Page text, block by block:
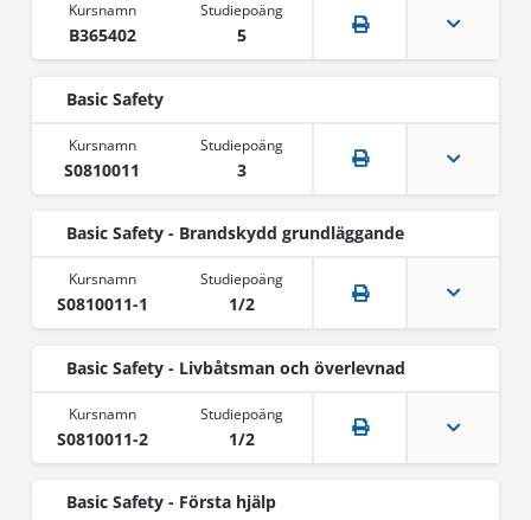
B365402 5
Basic Safety
S0810011 3
Basic Safety - Brandskydd grundläggande
S0810011-1 1/2
Basic Safety - Livbåtsman och överlevnad
S0810011-2 1/2
Basic Safety - Första hjälp